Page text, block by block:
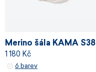
Merino šála KAMA S38
1 180 Kč
6 barev